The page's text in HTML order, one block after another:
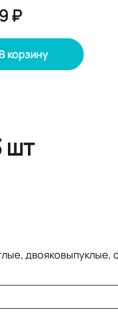
₽
В корзину
шт
двояковыпуклые,